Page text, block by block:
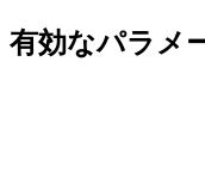
有効なパラメ